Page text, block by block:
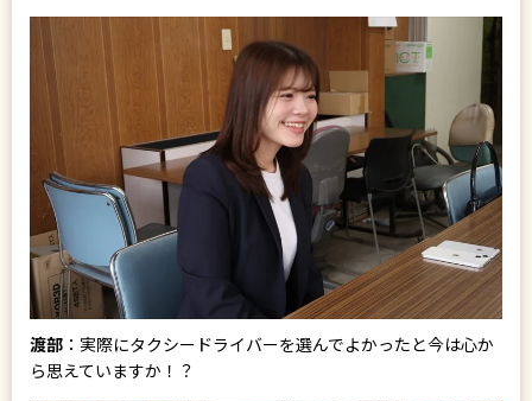
渡部 ：実際にタクシードライバーを選んでよかったと今は心か
ら思えていますか！？